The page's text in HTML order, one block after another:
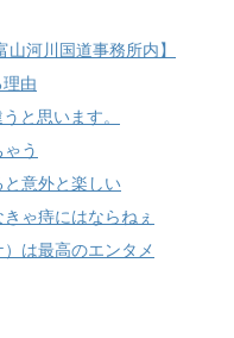
河川国道事務所内】
由
と思います。
う
と意外と楽しい
ゃ痔にはならねぇ
は最高のエンタメ